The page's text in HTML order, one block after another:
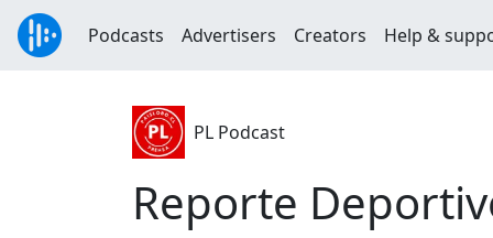
Podcasts Advertisers Creators Help &
PL Podcast
Reporte